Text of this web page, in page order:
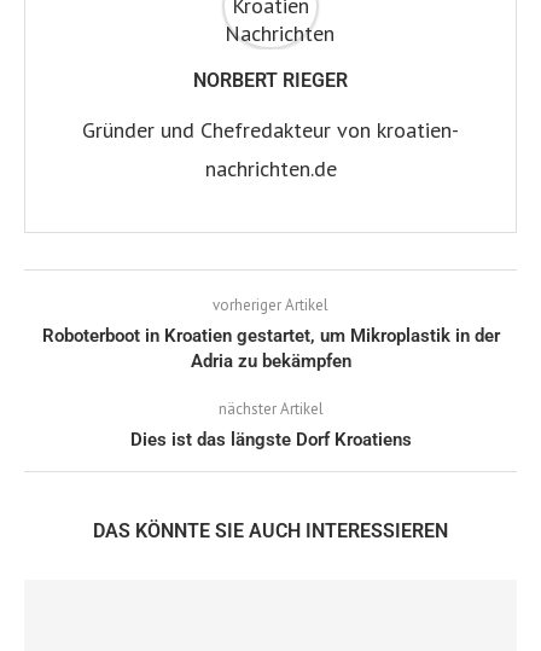
NORBERT RIEGER
Gründer und Chefredakteur von kroatien-
nachrichten.de
vorheriger Artikel
Roboterboot in Kroatien gestartet, um Mikroplastik in der
Adria zu bekämpfen
nächster Artikel
Dies ist das längste Dorf Kroatiens
DAS KÖNNTE SIE AUCH INTERESSIEREN